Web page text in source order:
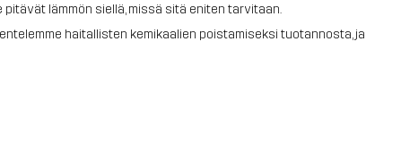
lämmön siellä, missä sitä eniten tarvitaan.
haitallisten kemikaalien poistamiseksi tuotannosta, ja